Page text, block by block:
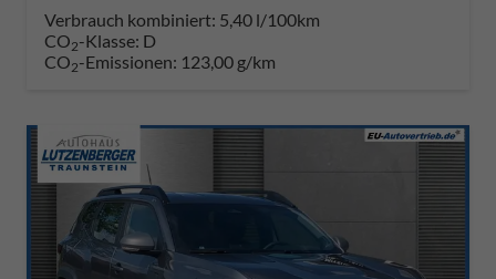
Verbrauch kombiniert: 5,40 l/100km
CO2-Klasse: D
CO2-Emissionen: 123,00 g/km